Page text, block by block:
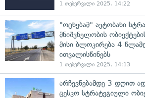
1 თებერვალი 2025, 14:22
"ოცნებამ" ავტობანი
მნიშვნელობის
მისი ბლოკირება 4
ითვალისწინებს
1 თებერვალი 2025, 14:13
არჩევნებამდე 3 დღით
ცესკო სტრატეგიული